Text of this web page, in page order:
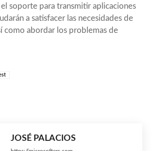
el soporte para transmitir aplicaciones
a satisfacer las necesidades de
como abordar los problemas de
JOSÉ PALACIOS